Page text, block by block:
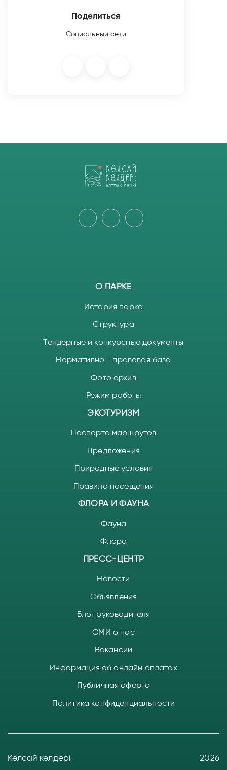
Поделиться
Социальный сети
О ПАРКЕ
История парка
Структура
Тендерные и конкурсные документы
Нормативно - правовая база
Фото архив
Режим работы
ЭКОТУРИЗМ
Паспорта маршрутов
Предложения
Природные условия
Правила посещения
ФЛОРА И ФАУНА
Фауна
Флора
ПРЕСС-ЦЕНТР
Новости
Объявления
Блог руководителя
СМИ о нас
Вакансии
Информация об онлайн оплатах
Публичная оферта
Политика конфиденциальности
Көлсай көлдері 2026